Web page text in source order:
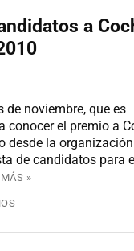
a
noviembre, que es
conocer el premio a
desde la
de candidatos para el
»